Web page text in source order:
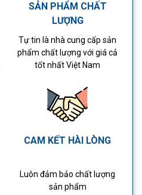
SẢN PHẨM CHẤT
LƯỢNG
Tự tin là nhà cung cấp sản
phẩm chất lượng với giá cả
tốt nhất Việt Nam
CAM KẾT HÀI LÒNG
Luôn đảm bảo chất lượng
sản phẩm